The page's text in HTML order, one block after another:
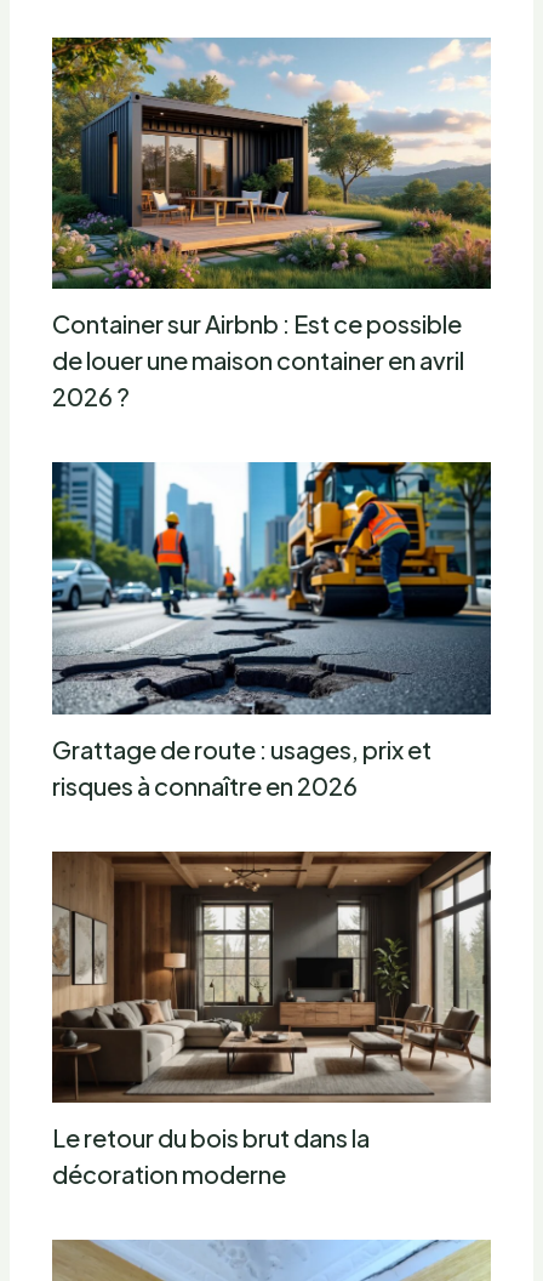
Container sur Airbnb : Est ce possible
de louer une maison container en avril
2026 ?
Grattage de route : usages, prix et
risques à connaître en 2026
Le retour du bois brut dans la
décoration moderne